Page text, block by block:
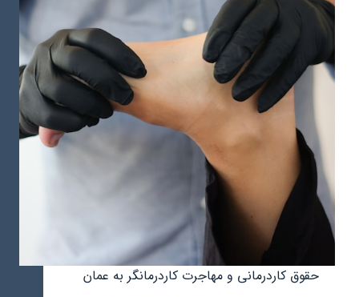
حقوق کاردرمانی و مهاجرت کاردرمانگر به عمان